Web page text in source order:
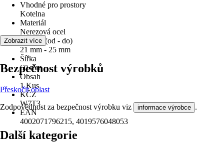
Vhodné pro prostory
Kotelna
Materiál
Nerezová ocel
Průměr (od - do)
21 mm - 25 mm
Šířka
60 mm
Obsah
1 Kus
KČZ
W7T3
EAN
4002071796215, 4019576048053
Zobrazit více
Bezpečnost výrobků
Přeskočit oblast
Zodpovědnost za bezpečnost výrobku viz informace výrobce .
Další kategorie